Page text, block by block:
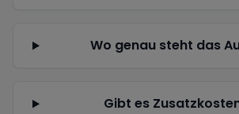
Wo genau steht das
Gibt es